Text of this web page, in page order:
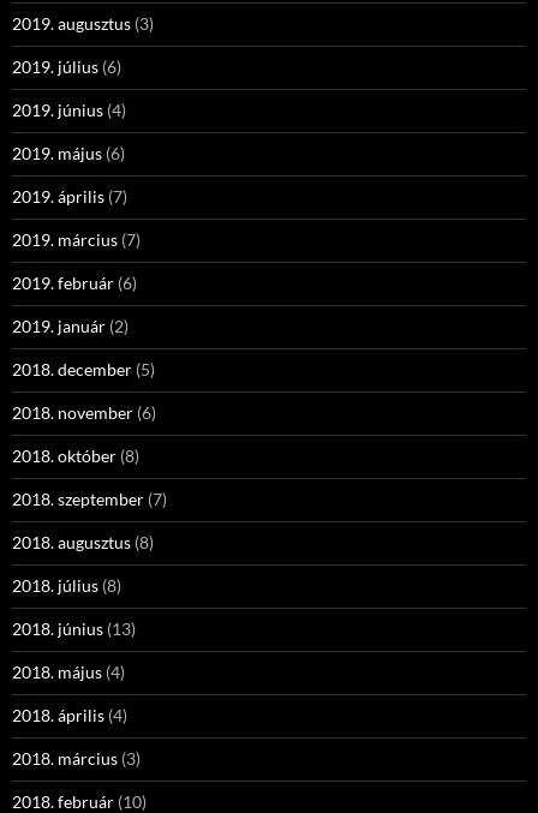
2019. augusztus (3)
2019. július (6)
2019. június (4)
2019. május (6)
2019. április (7)
2019. március (7)
2019. február (6)
2019. január (2)
2018. december (5)
2018. november (6)
2018. október (8)
2018. szeptember (7)
2018. augusztus (8)
2018. július (8)
2018. június (13)
2018. május (4)
2018. április (4)
2018. március (3)
2018. február (10)